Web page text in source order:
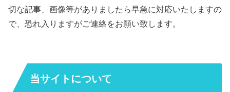
切な記事、画像等がありましたら早急に対応いたしますの
で、恐れ入りますがご連絡をお願い致します。
当サイトについて